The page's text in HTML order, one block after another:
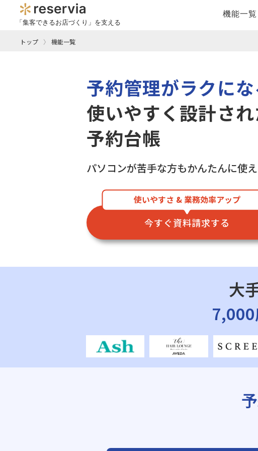
「集客できるお店づくり」を支える
機能一覧
トップ 機能一覧
予約管理がラクにな
使いやすく設計され
予約台帳
パソコンが苦手な方もかんたんに使
使いやすさ & 業務効率アップ
今すぐ資料請求する
大